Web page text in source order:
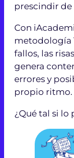
prescindir de
Con
metodología
fallos, las
genera
errores y
propio ritmo.
¿Qué tal si lo